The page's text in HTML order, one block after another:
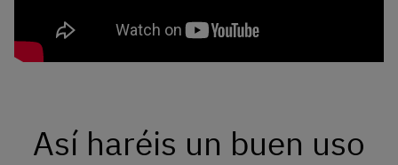
Así haréis un buen uso